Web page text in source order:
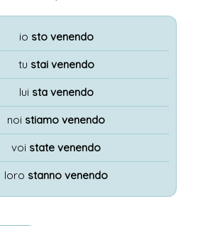
io sto venendo
tu stai venendo
lui sta venendo
noi stiamo venendo
voi state venendo
loro stanno venendo